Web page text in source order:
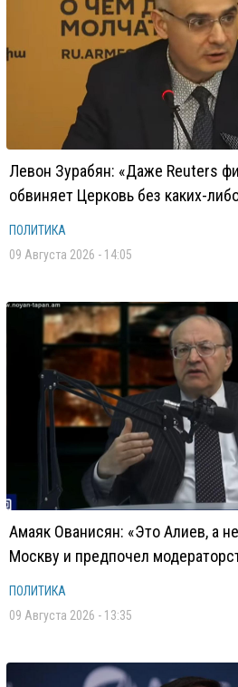
Левон Зурабян: «Даже Reuters
обвиняет Церковь без каких-
ПОЛИТИКА
09 Августа 2026 - 14:05
Амаяк Ованисян: «Это Алиев, а
Москву и предпочел
ПОЛИТИКА
09 Августа 2026 - 13:35